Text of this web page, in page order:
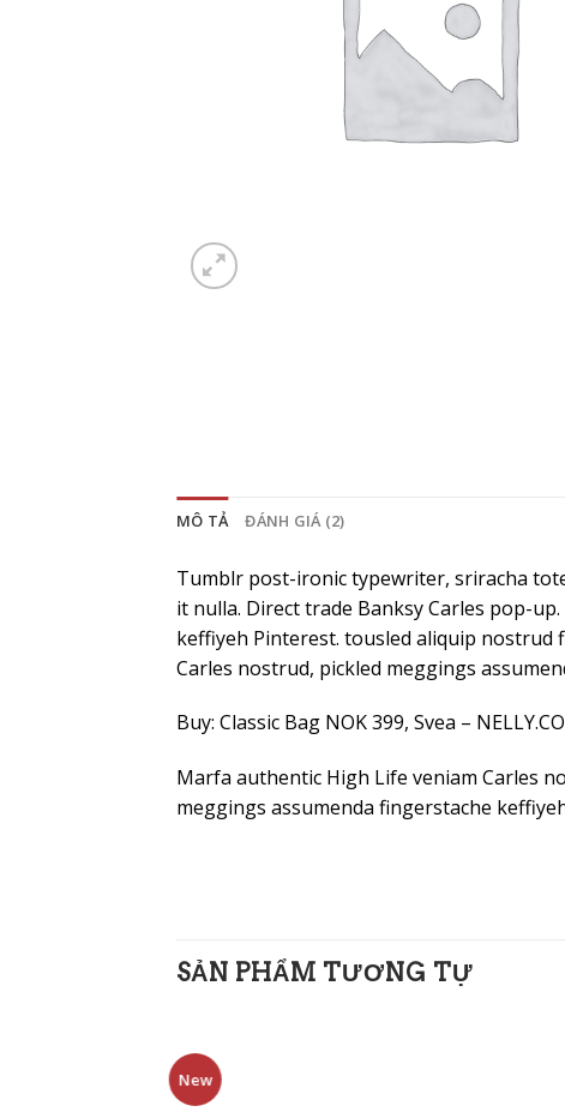
MÔ TẢ ĐÁNH GIÁ (2)
Tumblr post-ironic typewriter, sriracha
it nulla. Direct trade Banksy Carles pop-
keffiyeh Pinterest. tousled aliquip nostrud
Carles nostrud, pickled meggings
Buy: Classic Bag NOK 399, Svea –
Marfa authentic High Life veniam Carles
meggings assumenda fingerstache
SẢN PHẨM TƯƠNG TỰ
New